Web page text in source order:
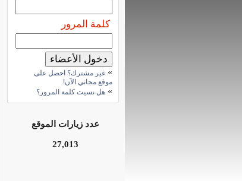
كلمة المرور
» غير مشترك؟ احصل على
موقع مجاني الآن!
» هل نسيت كلمة المرور؟
عدد زيارات الموقع
27,013